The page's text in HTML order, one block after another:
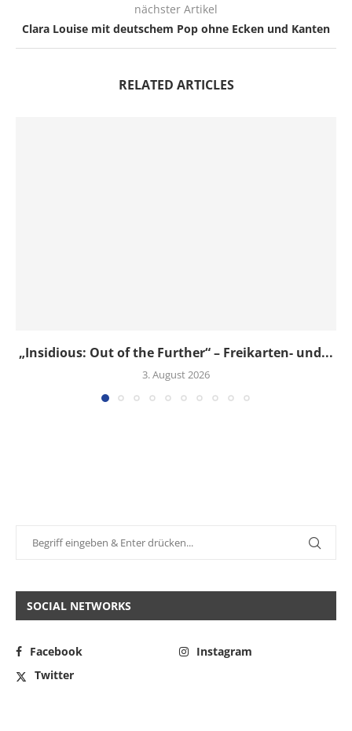
nächster Artikel
Clara Louise mit deutschem Pop ohne Ecken und Kanten
RELATED ARTICLES
„Insidious: Out of the Further“ – Freikarten- und...
3. August 2026
SOCIAL NETWORKS
Facebook
Instagram
Twitter